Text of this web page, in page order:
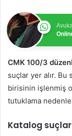
CMK 100/3
suçlar yer alır. Bu
birisinin işlenmiş
tutuklama
Katalog